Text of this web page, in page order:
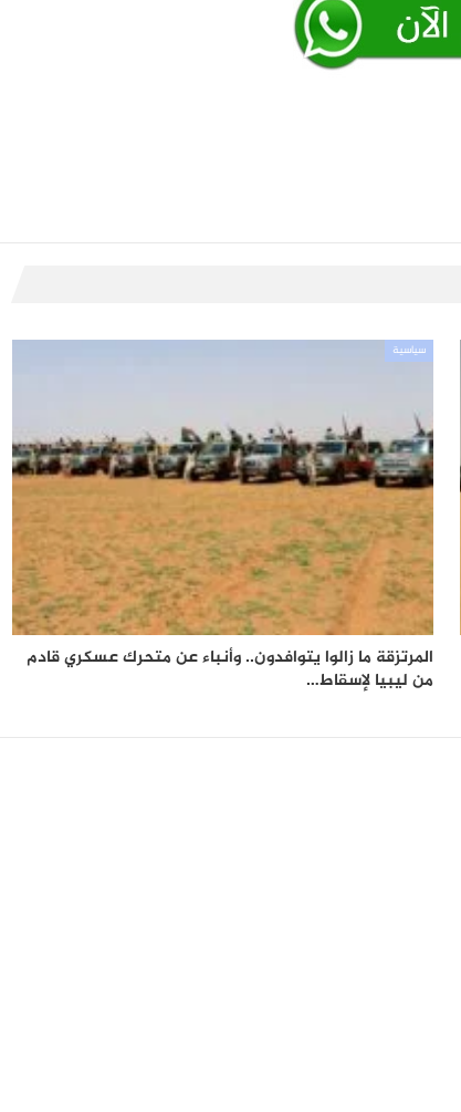
سياسية
المرتزقة ما زالوا يتوافدون.. وأنباء عن متحرك عسكري قادم
من ليبيا لإسقاط…